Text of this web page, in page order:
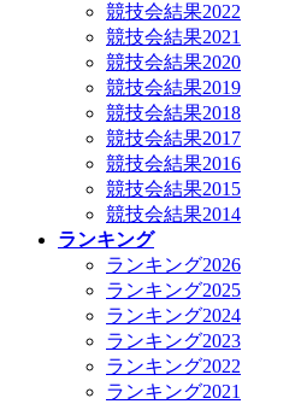
競技会結果2022
競技会結果2021
競技会結果2020
競技会結果2019
競技会結果2018
競技会結果2017
競技会結果2016
競技会結果2015
競技会結果2014
ランキング
ランキング2026
ランキング2025
ランキング2024
ランキング2023
ランキング2022
ランキング2021